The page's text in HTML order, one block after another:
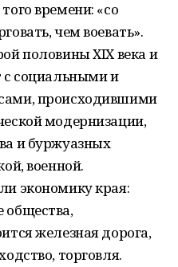
времени: «со
чем воевать».
половины XIX века и
с социальными и
происходившими
модернизации,
и буржуазных
военной.
экономику края:
общества,
железная дорога,
торговля.